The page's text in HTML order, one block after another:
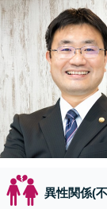
異性関係(